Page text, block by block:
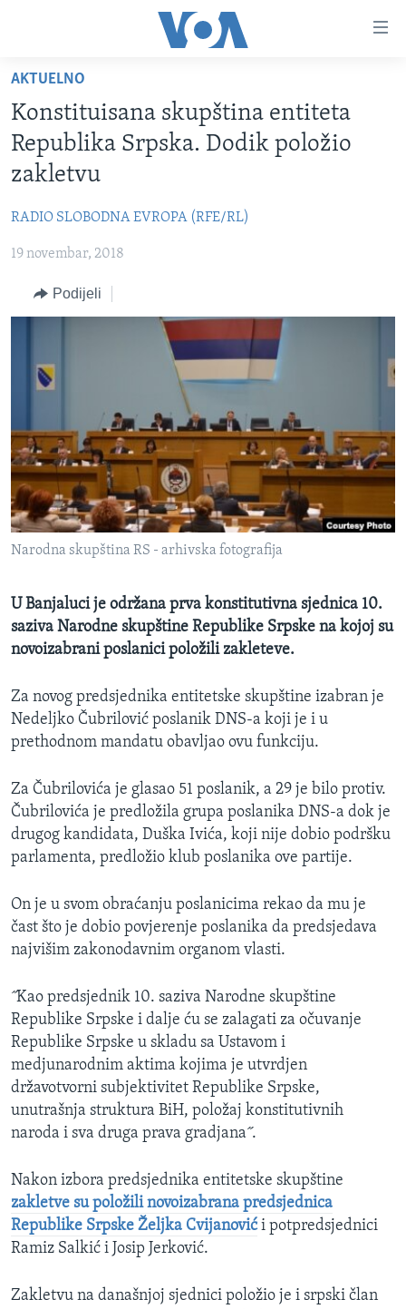
glavni
sadržaj
Pređi
na
glavnu
Idi
na
FOTOGRAFIJE DANA
SJEDINJENE AMERIČKE DRŽAVE
BOSNA I HERCEGOVINA
SVIJET
NAUKA I TEHNOLOGIJA
SPECIJALNI PROJEKTI
KORUPCIJA
IZBJEGLIČKA STRANA
O GLASU AMERIKE
Learning English
PRATITE NAS
Jezici
AKTUELNO
Konstituisana skupština entiteta
Republika Srpska. Dodik položio
zakletvu
RADIO SLOBODNA EVROPA (RFE/RL)
19 novembar, 2018
Podijeli
Narodna skupština RS - arhivska fotografija
U Banjaluci je održana prva konstitutivna sjednica 10.
saziva Narodne skupštine Republike Srpske na kojoj su
novoizabrani poslanici položili zakleteve.
Za novog predsjednika entitetske skupštine izabran je
Nedeljko Čubrilović poslanik DNS-a koji je i u
prethodnom mandatu obavljao ovu funkciju.
Za Čubrilovića je glasao 51 poslanik, a 29 je bilo protiv.
Čubrilovića je predložila grupa poslanika DNS-a dok je
drugog kandidata, Duška Ivića, koji nije dobio podršku
parlamenta, predložio klub poslanika ove partije.
On je u svom obraćanju poslanicima rekao da mu je
čast što je dobio povjerenje poslanika da predsjedava
najvišim zakonodavnim organom vlasti.
˝Kao predsjednik 10. saziva Narodne skupštine
Republike Srpske i dalje ću se zalagati za očuvanje
Republike Srpske u skladu sa Ustavom i
medjunarodnim aktima kojima je utvrdjen
državotvorni subjektivitet Republike Srpske,
unutrašnja struktura BiH, položaj konstitutivnih
naroda i sva druga prava gradjana˝.
Nakon izbora predsjednika entitetske skupštine
zakletve su položili novoizabrana predsjednica
Republike Srpske Željka Cvijanovići potpredsjednici
Ramiz Salkić i Josip Jerković.
Zakletvu na današnjoj sjednici položio je i srpski član